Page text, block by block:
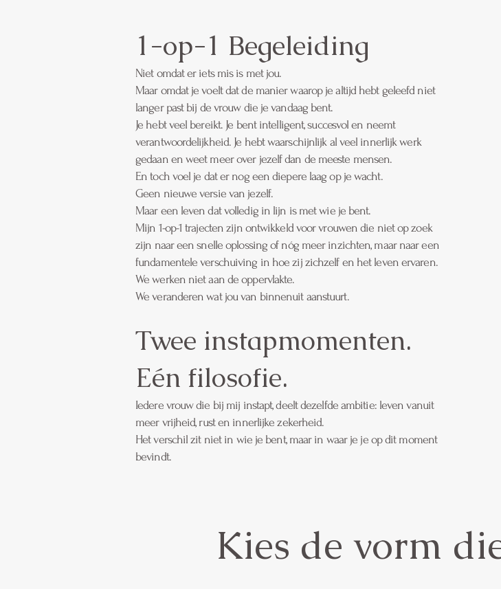
1-op-1 Begeleiding
Niet omdat er iets mis is met jou.
Maar omdat je voelt dat de manier waarop je altijd hebt geleefd niet
langer past bij de vrouw die je vandaag bent.
Je hebt veel bereikt. Je bent intelligent, succesvol en neemt
verantwoordelijkheid. Je hebt waarschijnlijk al veel innerlijk werk
gedaan en weet meer over jezelf dan de meeste mensen.
En toch voel je dat er nog een diepere laag op je wacht.
Geen nieuwe versie van jezelf.
Maar een leven dat volledig in lijn is met wie je bent.
Mijn 1-op-1 trajecten zijn ontwikkeld voor vrouwen die niet op zoek
zijn naar een snelle oplossing of nóg meer inzichten, maar naar een
fundamentele verschuiving in hoe zij zichzelf en het leven ervaren.
We werken niet aan de oppervlakte.
We veranderen wat jou van binnenuit aanstuurt.
Twee instapmomenten.
Eén filosofie.
Iedere vrouw die bij mij instapt, deelt dezelfde ambitie: leven vanuit
meer vrijheid, rust en innerlijke zekerheid.
Het verschil zit niet in wie je bent, maar in waar je je op dit moment
bevindt.
Kies de vorm